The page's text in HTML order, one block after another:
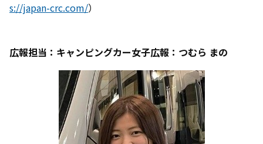
s://japan-crc.com/）
広報担当：キャンピングカー女子広報：つむら まの